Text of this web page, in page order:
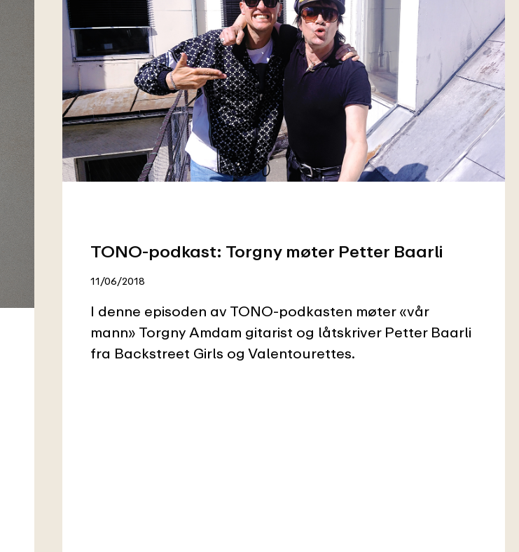
TONO-podkast: Torgny møter Petter Baarli
11/06/2018
I denne episoden av TONO-podkasten møter «vår
mann» Torgny Amdam gitarist og låtskriver Petter Baarli
fra Backstreet Girls og Valentourettes.